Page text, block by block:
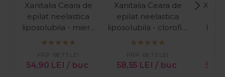
Xanitalia Ceara de
epilat neelastica
liposolubila - miere
800ml
54,90 LEI / buc
PRP: 68,73 LEI
Xanitalia Ceara de
epilat neelastica
liposolubila - clorofila
800ml
58,55 LEI / buc
PRP: 68,73 LEI